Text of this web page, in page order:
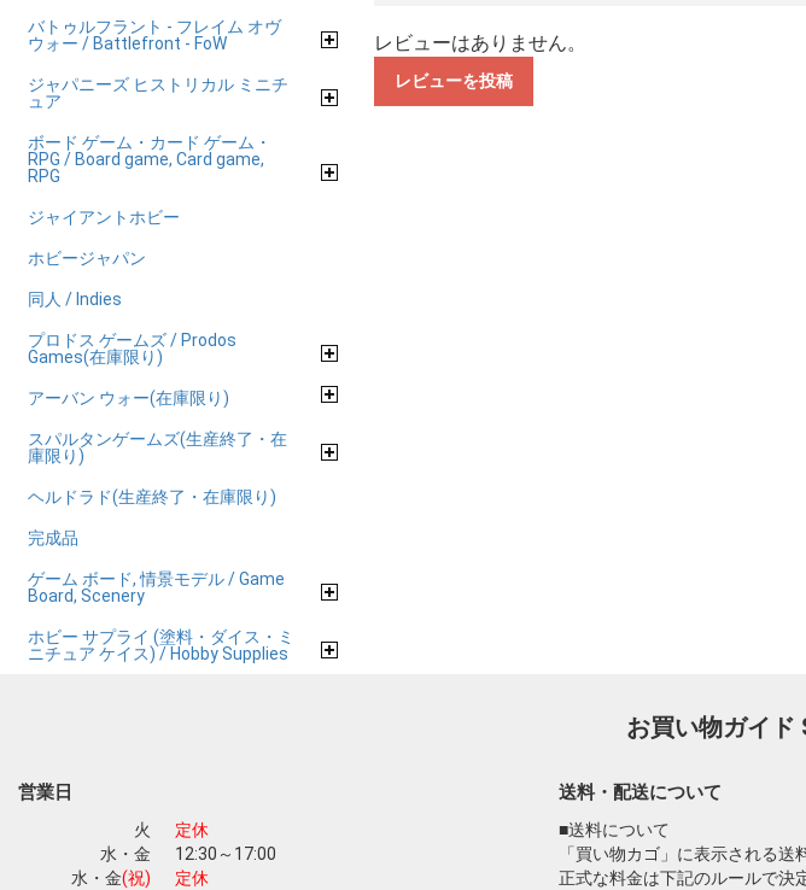
バトゥルフラント - フレイム オヴ
ウォー / Battlefront - FoW
ジャパニーズ ヒストリカル ミニチ
ュア
ボード ゲーム・カード ゲーム・
RPG / Board game, Card game,
RPG
ジャイアントホビー
ホビージャパン
同人 / Indies
プロドス ゲームズ / Prodos
Games(在庫限り)
アーバン ウォー(在庫限り)
スパルタンゲームズ(生産終了・在
庫限り)
ヘルドラド(生産終了・在庫限り)
完成品
ゲーム ボード, 情景モデル / Game
Board, Scenery
ホビー サプライ (塗料・ダイス・ミ
ニチュア ケイス) / Hobby Supplies
レビューはありません。
レビューを投稿
お買い物ガイド
営業日
火
定休
水・金
12:30～17:00
水・金(祝)
定休
送料・配送について
■送料について
「買い物カゴ」に表示される送
正式な料金は下記のルールで決